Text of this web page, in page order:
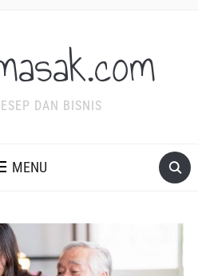
DAN BISNIS
MENU